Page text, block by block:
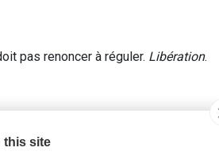
pas renoncer à réguler. Libération.
this site